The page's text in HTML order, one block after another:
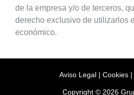
de la empresa y/o de terceros,
derecho exclusivo de utilizarlos
económico.
Aviso Legal | Cookies |
Copyright © 2026